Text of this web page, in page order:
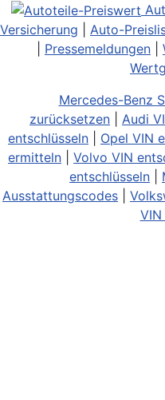
Versicherung
Auto-
Pressemeldungen
Mercedes-Benz
zurücksetzen
Audi
entschlüsseln
Opel VIN
ermitteln
Volvo VIN
entschlüsseln
Ausstattungscodes